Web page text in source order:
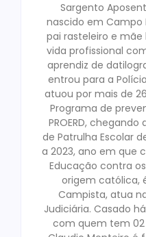
Sargento
nascido em Campo
pai rasteleiro e
vida profissional
aprendiz de
entrou para a
atuou por mais de
Programa de
PROERD,
de Patrulha Escolar
a 2023, ano em que
Educação contra
origem católica,
Campista, atua
Judiciária. Casado
com quem tem 02